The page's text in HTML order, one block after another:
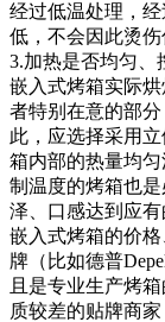
经过低温处理，
低，不会因此烫伤
3.加热是否均匀、
嵌入式烤箱实际
者特别在意的部
此，应选择采用
箱内部的热量均
制温度的烤箱也
泽、口感达到应有
嵌入式烤箱的价
牌（比如德普
且是专业生产烤
质较差的贴牌商